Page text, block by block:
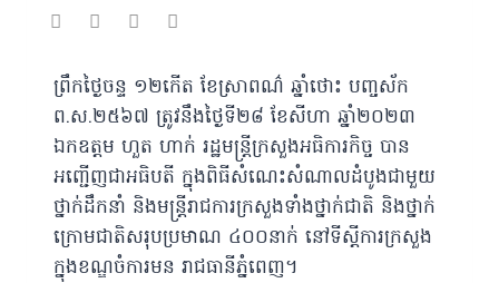
ព្រឹកថ្ងៃចន្ទ ១២កើត ខែស្រាពណ៌ ឆ្នាំថោះ បញ្ចស័ក
ព.ស.២៥៦៧ ត្រូវនឹងថ្ងៃទី២៨ ខែសីហា ឆ្នាំ២០២៣
ឯកឧត្តម ហួត ហាក់ រដ្ឋមន្រ្តីក្រសួងអធិការកិច្ច បាន
អញ្ជើញជាអធិបតី ក្នុងពិធីសំណេះសំណាលដំបូងជាមួយ
ថ្នាក់ដឹកនាំ និងមន្រ្តីរាជការក្រសួងទាំងថ្នាក់ជាតិ និងថ្នាក់
ក្រោមជាតិសរុបប្រមាណ ៤០០នាក់ នៅទីស្តីការក្រសួង
ក្នុងខណ្ឌចំការមន រាជធានីភ្នំពេញ។